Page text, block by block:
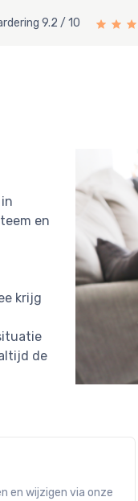
9.2 / 10
en
krijg
de
en wijzigen via onze